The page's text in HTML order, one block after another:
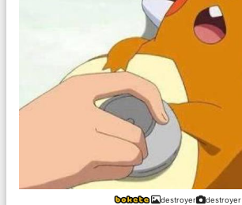
destroyer destroyer